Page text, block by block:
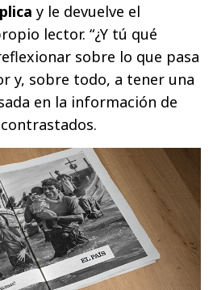
y le devuelve el
lector. “¿Y tú qué
sobre lo que pasa
y, sobre todo, a tener una
en la información de